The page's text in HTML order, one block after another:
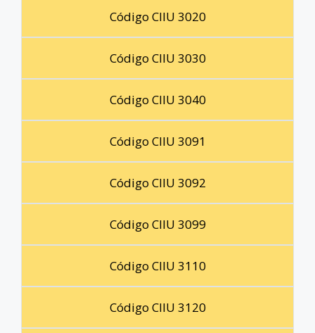
Código CIIU 3020
Código CIIU 3030
Código CIIU 3040
Código CIIU 3091
Código CIIU 3092
Código CIIU 3099
Código CIIU 3110
Código CIIU 3120